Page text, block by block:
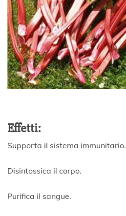
Effetti:
Supporta il sistema immunitario.
Disintossica il corpo.
Purifica il sangue.